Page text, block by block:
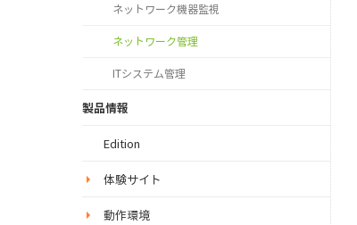
ネットワーク機器監視
ネットワーク管理
ITシステム管理
製品情報
Edition
体験サイト
動作環境